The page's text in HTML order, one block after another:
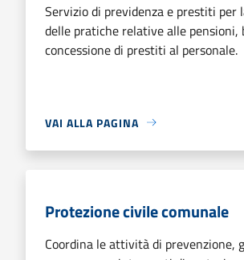
Servizio di previdenza e prestiti per
delle pratiche relative alle pensioni,
concessione di prestiti al personale.
VAI ALLA PAGINA
Protezione civile comunale
Coordina le attività di prevenzione,